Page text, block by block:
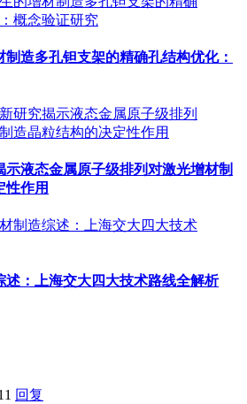
制造多孔钽支架的精确孔结构优化：
示液态金属原子级排列对激光增材制
性作用
述：上海交大四大技术路线全解析
回复